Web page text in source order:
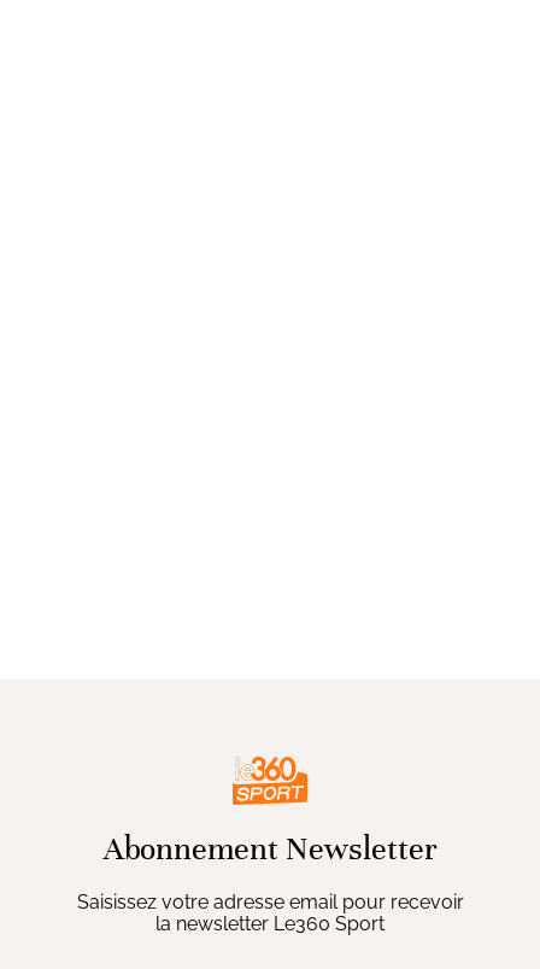
Abonnement Newsletter
Saisissez votre adresse email pour recevoir
la newsletter Le360 Sport